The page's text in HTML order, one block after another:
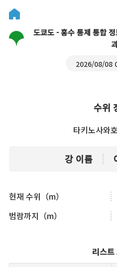
도쿄도 - 홍수 통제 통합
2026/08/08
수위
타키노사와
강 이름
현재 수위（m）
범람까지（m）
리스트